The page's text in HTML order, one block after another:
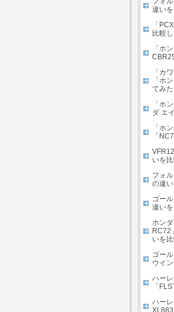
違い
「
比較
「ホ
「カ
「ホ
てみた
「ホ
ダ エ
「ホ
「
いを
フォ
の違い
ゴー
違い
ホン
RC72
いを
ゴー
ウイ
ハー
「
ハー